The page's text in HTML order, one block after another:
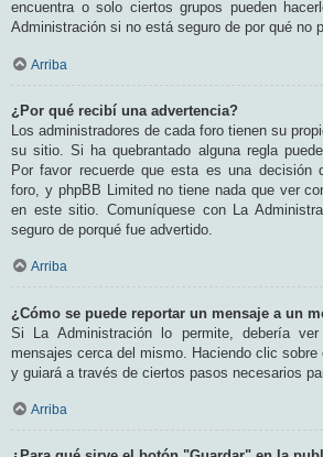
encuentra o solo ciertos grupos pueden
Administración si no está seguro de por qué no
Arriba
¿Por qué recibí una advertencia?
Los administradores de cada foro tienen su
su sitio. Si ha quebrantado alguna regla
Por favor recuerde que esta es una decisión
foro, y phpBB Limited no tiene nada que ver
en este sitio. Comuníquese con La
seguro de porqué fue advertido.
Arriba
¿Cómo se puede reportar un mensaje a un
Si La Administración lo permite, debería
mensajes cerca del mismo. Haciendo clic
y guiará a través de ciertos pasos necesarios
Arriba